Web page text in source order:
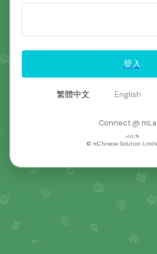
登入
繁體中文 English
Connect @
v1.0.7b
© mChinese Solution